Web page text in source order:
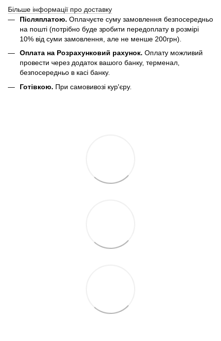
Більше інформації про доставку
Післяплатою. Оплачуєте суму замовлення безпосередньо
на пошті (потрібно буде зробити передоплату в розмірі
10% від суми замовлення, але не менше 200грн).
Оплата на Розрахунковий рахунок. Оплату можливий
провести через додаток вашого банку, терменал,
безпосередньо в касі банку.
Готівкою. При самовивозі кур'єру.